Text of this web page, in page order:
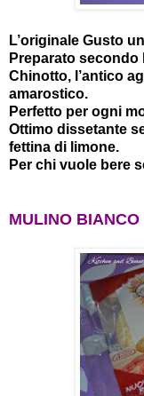
L’originale Gusto
Preparato
Chinotto, l’antico
amarostico.
Perfetto per ogni
Ottimo dissetante
fettina di limone.
Per chi vuole bere
MULINO